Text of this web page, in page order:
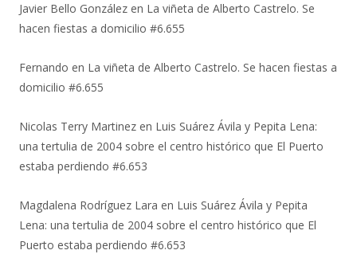
Javier Bello González en La viñeta de Alberto Castrelo. Se
hacen fiestas a domicilio #6.655
Fernando en La viñeta de Alberto Castrelo. Se hacen fiestas a
domicilio #6.655
Nicolas Terry Martinez en Luis Suárez Ávila y Pepita Lena:
una tertulia de 2004 sobre el centro histórico que El Puerto
estaba perdiendo #6.653
Magdalena Rodríguez Lara en Luis Suárez Ávila y Pepita
Lena: una tertulia de 2004 sobre el centro histórico que El
Puerto estaba perdiendo #6.653